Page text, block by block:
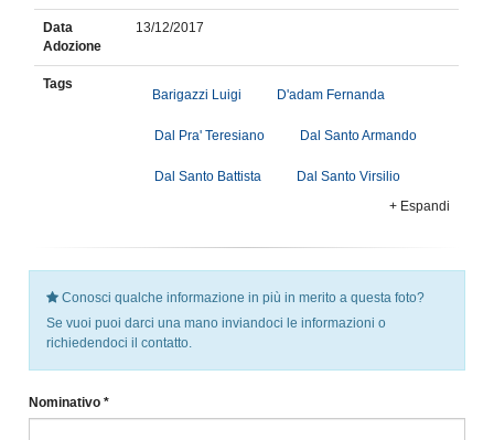
Data
Adozione
13/12/2017
Tags
Barigazzi Luigi D'adam Fernanda
Dal Pra' Teresiano Dal Santo Armando
Dal Santo Battista
Dal Santo Virsilio
+ Espandi
Conosci qualche informazione in più in merito a questa foto?
Se vuoi puoi darci una mano inviandoci le informazioni o
richiedendoci il contatto.
Nominativo *